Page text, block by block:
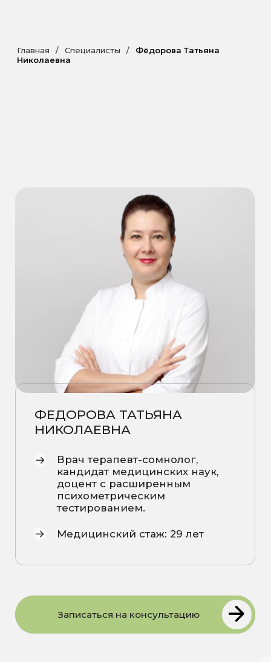
Главная / Специалисты /
Фёдорова Татьяна
Николаевна
Врач терапевт-сомнолог,
кандидат медицинских наук,
доцент с расширенным
психометрическим
тестированием.
Медицинский стаж: 29 лет
ФЕДОРОВА ТАТЬЯНА
НИКОЛАЕВНА
«Лечебное дело», Омская
1998– свидетельство о повышении
реабилитологии», СПИУВЭк
2007